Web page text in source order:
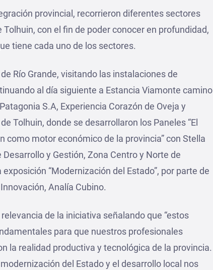
provincial, recorrieron diferentes sectores
Tolhuin, con el fin de poder conocer en profundidad,
tiene cada uno de los sectores.
Río Grande, visitando las instalaciones de
al día siguiente a Estancia Viamonte camino
S.A, Experiencia Corazón de Oveja y
Tolhuin, donde se desarrollaron los Paneles “El
como motor económico de la provincia” con Stella
y Gestión, Zona Centro y Norte de
“Modernización del Estado”, por parte de
Analía Cubino.
de la iniciativa señalando que “estos
para que nuestros profesionales
la realidad productiva y tecnológica de la provincia.
del Estado y el desarrollo local nos